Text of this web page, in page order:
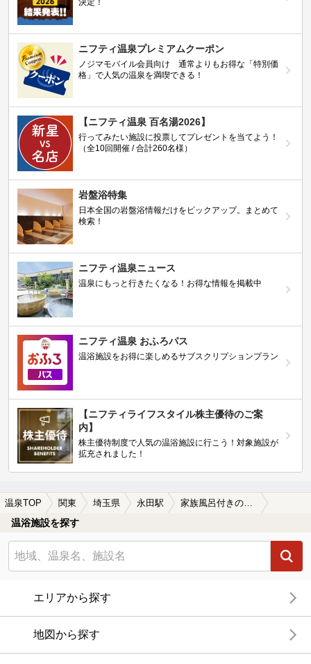
ニフティ温泉プレミアムクーポン
ノジマモバイル会員向け 通常よりもお得な「特別価
格」で人気の温泉を満喫できる！
【ニフティ温泉 百名湯2026】
行ってみたい施設に投票してプレゼントを当てよう！
（全10回開催 / 合計260名様）
岩盤浴特集
日本全国の岩盤浴情報だけをピックアップ。まとめて
検索！
ニフティ温泉ニュース
温泉にもっと行きたくなる！お得な情報を掲載中
ニフティ温泉 おふろパス
温浴施設をお得に楽しめるサブスクリプションプラン
【ニフティライフスタイル株主優待のご案
内】
株主優待制度で人気の温浴施設に行こう！対象施設が
拡充されました！
温泉TOP 関東 埼玉県 永田駅
温浴施設を探す
エリアから探す
地図から探す